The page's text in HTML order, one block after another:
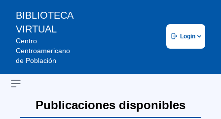
BIBLIOTECA
VIRTUAL
Centro
Centroamericano
de Población
Login
Open sidebar
Publicaciones disponibles